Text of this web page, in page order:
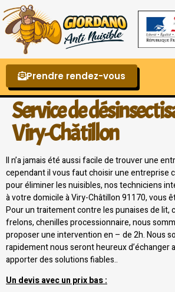
Prendre rendez-vous
Service de
Viry-Châtillon
Il n’a jamais été aussi facile de trouver une
cependant il vous faut choisir une entreprise
pour éliminer les nuisibles, nos techniciens
à votre domicile à Viry-Châtillon 91170, vous
Pour un traitement contre les punaises de lit,
frelons, chenilles processionnaire, nous
proposer une intervention en – de 2h. Nous
rapidement nous seront heureux d’échanger
apporter des solutions fiables..
Un devis avec un prix bas :